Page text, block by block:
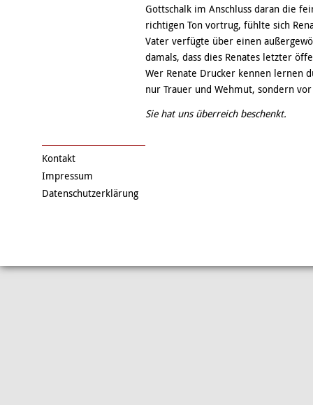
Gottschalk im Anschluss daran die
richtigen Ton vortrug, fühlte sich
Vater verfügte über einen
damals, dass dies Renates letzter
Wer Renate Drucker kennen lernen
nur Trauer und Wehmut, sondern
Sie hat uns überreich beschenkt.
Kontakt
Impressum
Datenschutzerklärung